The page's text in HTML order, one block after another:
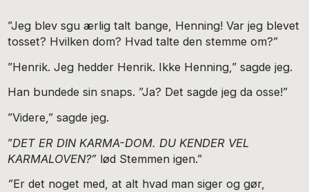
”Jeg blev sgu ærlig talt bange, Henning! Var jeg blevet
tosset? Hvilken dom? Hvad talte den stemme om?”
”Henrik. Jeg hedder Henrik. Ikke Henning,” sagde jeg.
Han bundede sin snaps. ”Ja? Det sagde jeg da osse!”
”Videre,” sagde jeg.
”DET ER DIN KARMA-DOM. DU KENDER VEL
KARMALOVEN?” lød Stemmen igen.”
”Er det noget med, at alt hvad man siger og gør,